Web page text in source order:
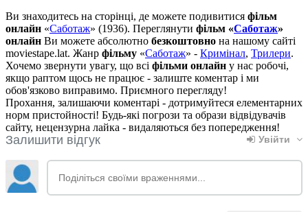
Ви знаходитесь на сторінці, де можете подивитися фільм
онлайн «Саботаж» (1936). Переглянути фільм «Саботаж»
онлайн Ви можете абсолютно безкоштовно на нашому сайті
moviestape.lat. Жанр фільму «Саботаж» - Кримінал, Трилери.
Хочемо звернути увагу, що всі фільми онлайн у нас робочі,
якщо раптом щось не працює - залиште коментар і ми
обов'язково виправимо. Приємного перегляду!
Прохання, залишаючи коментарі - дотримуйтеся елементарних
норм пристойності! Будь-які погрози та образи відвідувачів
сайту, нецензурна лайка - видаляються без попередження!